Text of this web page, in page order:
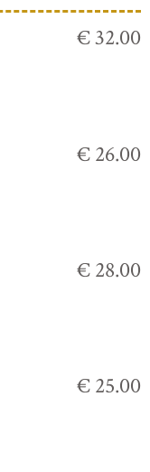
€ 32.00
€ 26.00
€ 28.00
€ 25.00